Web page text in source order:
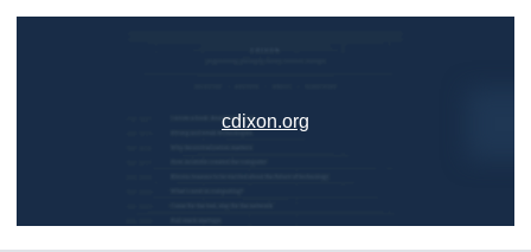
cdixon.org